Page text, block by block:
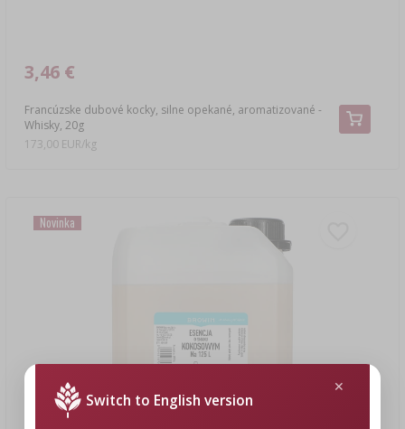
Francúzske dubové kocky, silne opekané, aromatizované -
Whisky, 20g
3,46 €
173,00 EUR/kg
Novinka
Switch to English version